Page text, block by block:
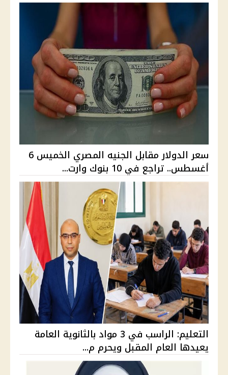
سعر الدولار مقابل الجنيه المصري الخميس 6
أغسطس.. تراجع في 10 بنوك وارت...
التعليم: الراسب في 3 مواد بالثانوية العامة
يعيدها العام المقبل ويحرم م...